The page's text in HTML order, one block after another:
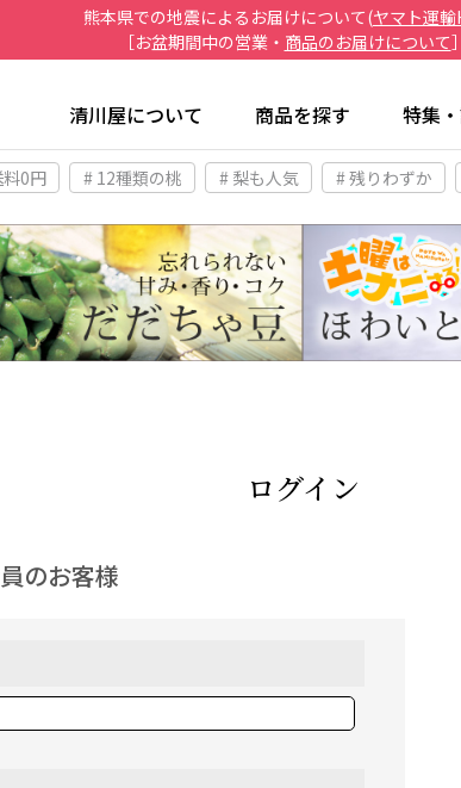
熊本県での地震によるお届けについて(ヤマト運輸
［お盆期間中の営業・ 商品のお届けについて
清川屋について 商品を探す 特集
0円 # 12種類の桃 # 梨も人気 # 残りわずか
ログイン
のお客様